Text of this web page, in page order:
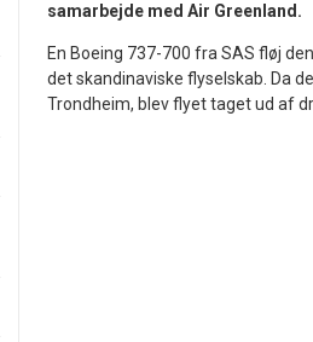
samarbejde med Air Greenland.
En Boeing 737-700 fra SAS fløj
det skandinaviske flyselskab. Da
Trondheim, blev flyet taget ud af